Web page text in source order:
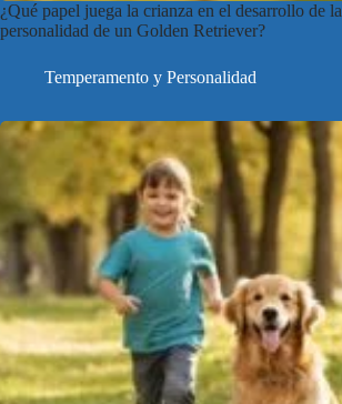
¿Qué papel juega la crianza en el desarrollo de la
personalidad de un Golden Retriever?
Temperamento y Personalidad